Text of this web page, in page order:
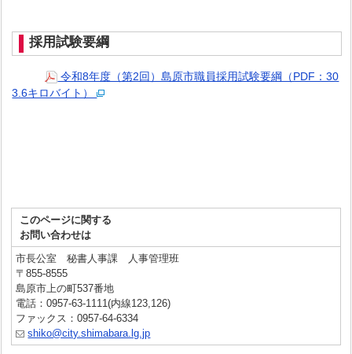
採用試験要綱
令和8年度（第2回）島原市職員採用試験要綱（PDF：30
3.6キロバイト）
このページに関する
お問い合わせは
市長公室 秘書人事課 人事管理班
〒855-8555
島原市上の町537番地
電話：0957-63-1111(内線123,126)
ファックス：0957-64-6334
shiko@city.shimabara.lg.jp